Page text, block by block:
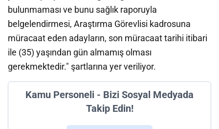
bulunmaması ve bunu sağlık raporuyla
belgelendirmesi, Araştırma Görevlisi kadrosuna
müracaat eden adayların, son müracaat tarihi itibari
ile (35) yaşından gün almamış olması
gerekmektedir." şartlarına yer veriliyor.
Kamu Personeli - Bizi Sosyal Medyada
Takip Edin!